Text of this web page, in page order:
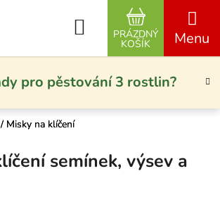
pro pěstování 3 rostlin?
Hledat
NÁKUPNÍ
PRÁZDNÝ
KOŠÍK
/ Misky na klíčení
/ Misky na klíčení
semínek, výsev a